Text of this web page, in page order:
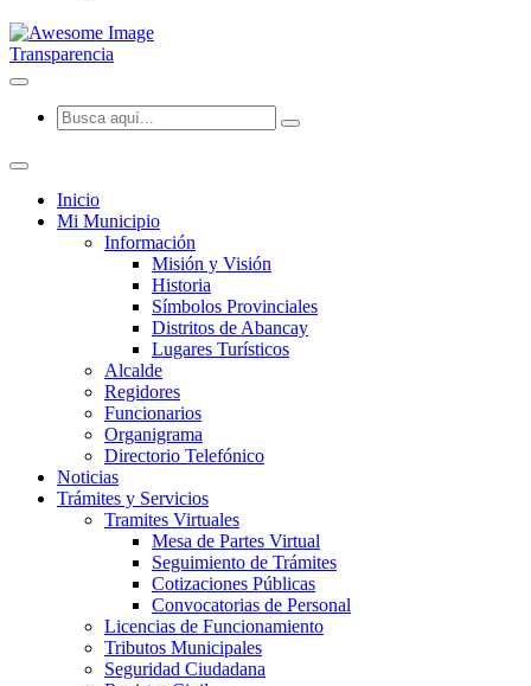
Transparencia
Inicio
Mi Municipio
Información
Misión y Visión
Historia
Símbolos Provinciales
Distritos de Abancay
Lugares Turísticos
Alcalde
Regidores
Funcionarios
Organigrama
Directorio Telefónico
Noticias
Trámites y Servicios
Tramites Virtuales
Mesa de Partes Virtual
Seguimiento de Trámites
Cotizaciones Públicas
Convocatorias de Personal
Licencias de Funcionamiento
Tributos Municipales
Seguridad Ciudadana